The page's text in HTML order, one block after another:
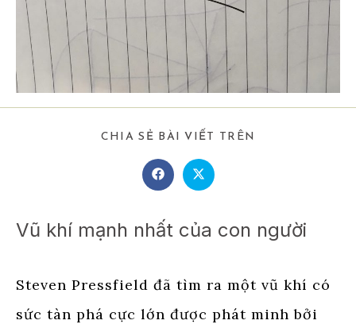
CHIA SẺ BÀI VIẾT TRÊN
Opens
in
window
Opens
in
window
Vũ khí mạnh nhất của con người
Steven Pressfield đã tìm ra một vũ khí có
sức tàn phá cực lớn được phát minh bởi